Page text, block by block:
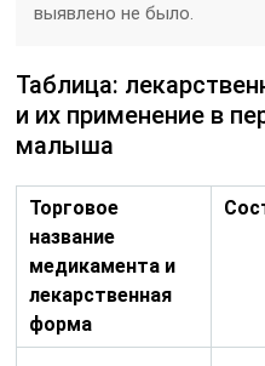
выявлено не было.
Таблица:
и их применение в
малыша
Торговое
название
медикамента и
лекарственная
форма